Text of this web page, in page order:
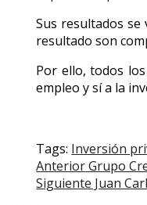
Sus resultados se
resultado son
Por ello, todos
empleo y sí a la
Tags: Inversión
Post
navigation
AnteriorGrupo
Siguiente Juan